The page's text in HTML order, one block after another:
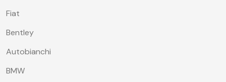
Fiat
Bentley
Autobianchi
BMW